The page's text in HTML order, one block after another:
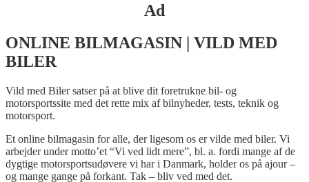
Ad
ONLINE BILMAGASIN | VILD MED
BILER
Vild med Biler satser på at blive dit foretrukne bil- og
motorsportssite med det rette mix af bilnyheder, tests, teknik og
motorsport.
Et online bilmagasin for alle, der ligesom os er vilde med biler. Vi
arbejder under motto’et “Vi ved lidt mere”, bl. a. fordi mange af de
dygtige motorsportsudøvere vi har i Danmark, holder os på ajour –
og mange gange på forkant. Tak – bliv ved med det.